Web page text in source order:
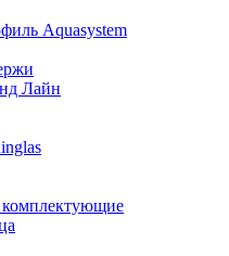
Aquasystem
Лайн